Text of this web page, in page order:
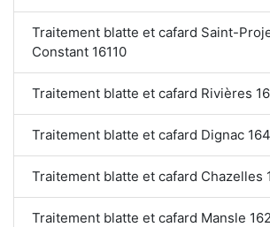
Traitement blatte et cafard Saint-
Constant 16110
Traitement blatte et cafard Rivières
Traitement blatte et cafard Dignac
Traitement blatte et cafard Chazelles
Traitement blatte et cafard Mansle